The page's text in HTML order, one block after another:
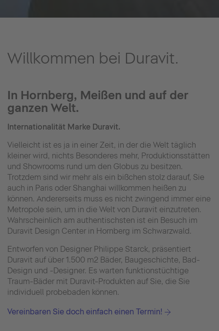
Willkommen bei Duravit.
In Hornberg, Meißen und auf der
ganzen Welt.
Internationalität Marke Duravit.
Vielleicht ist es ja in einer Zeit, in der die Welt täglich
kleiner wird, nichts Besonderes mehr, Produktionsstätten
und Showrooms rund um den Globus zu besitzen.
Trotzdem sind wir mehr als ein bißchen stolz darauf, Sie
auch in Paris oder Shanghai willkommen heißen zu
können. Andererseits muss es nicht zwingend immer eine
Metropole sein, um in die Welt von Duravit einzutreten.
Wahrscheinlich am authentischsten ist ein Besuch im
Duravit Design Center in Hornberg im Schwarzwald.
Entworfen von Designer Philippe Starck, präsentiert
Duravit auf über 1.500 m2 Bäder, Baugeschichte, Bad-
Design und -Designer. Es warten funktionstüchtige
Traum-Bäder mit Duravit-Produkten auf Sie, die Sie
individuell probebaden können.
Vereinbaren Sie doch einfach einen Termin!